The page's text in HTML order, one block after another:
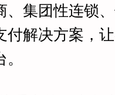
、集团性连锁
付解决方案，